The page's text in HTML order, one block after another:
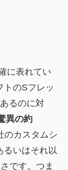
に表れてい
トのSフレッ
るのに対
異の約
のカスタムシ
るいはそれ以
です。つま